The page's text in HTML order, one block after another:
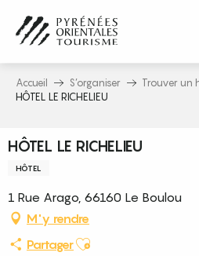
contenu
principal
Accueil S’organiser Trouver un
HÔTEL LE RICHELIEU
HÔTEL LE RICHELIEU
HÔTEL
1 Rue Arago, 66160 Le Boulou
M'y rendre
PartagerAjouter aux favoris